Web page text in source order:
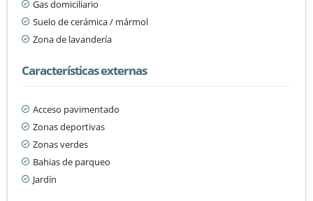
Gas domiciliario
Suelo de cerámica / mármol
Zona de lavandería
Características externas
Acceso pavimentado
Zonas deportivas
Zonas verdes
Bahias de parqueo
Jardín